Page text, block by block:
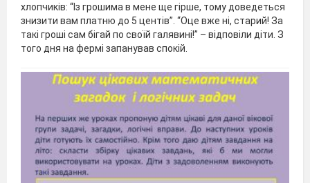
хлопчиків: “Із грошима в мене ще гірше, тому доведеться
знизити вам платню до 5 центів”. “Оце вже ні, старий! За
такі гроші сам бігай по своїй галявині!” – відповіли діти. З
того дня на фермі запанував спокій.